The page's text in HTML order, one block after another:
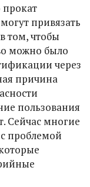
прокат
привязать
том, чтобы
можно было
через
причина
пользования
Сейчас многие
проблемой